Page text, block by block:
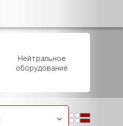
Нейтральное
оборудование